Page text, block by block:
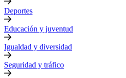
Deportes
Educación y juventud
Igualdad y diversidad
Seguridad y tráfico